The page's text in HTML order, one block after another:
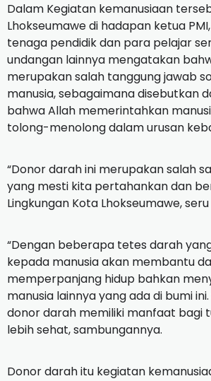
Dalam Kegiatan kemanusiaan
Lhokseumawe di hadapan ketua
tenaga pendidik dan para pelajar
undangan lainnya mengatakan
merupakan salah tanggung jawab
manusia, sebagaimana disebutkan
bahwa Allah memerintahkan
tolong-menolong dalam urusan
“Donor darah ini merupakan salah
yang mesti kita pertahankan dan
Lingkungan Kota Lhokseumawe, seru
“Dengan beberapa tetes darah
kepada manusia akan membantu
memperpanjang hidup bahkan
manusia lainnya yang ada di bumi
donor darah memiliki manfaat bagi
lebih sehat, sambungannya.
Donor darah itu kegiatan